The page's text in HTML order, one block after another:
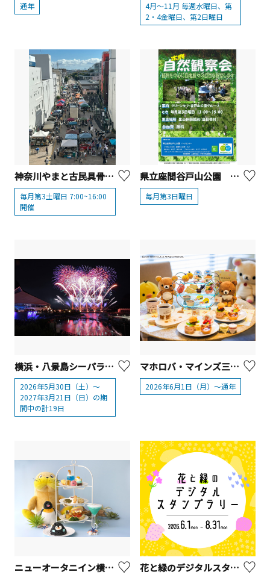
通年
4月～11月 毎週水曜日、第
2・4金曜日、第2日曜日
神奈川やまと古民具骨董市
毎月第3土曜日 7:00~16:00
開催
県立座間谷戸山公園 「定例 自然観察会」
毎月第3日曜日
横浜・八景島シーパラダイス「花火シンフォニア」2026
2026年5月30日（土）～
2027年3月21日（日）の期
間中の計19日
マホロバ・マインズ三浦「リラックマ アフタヌーンティー」【三浦市】
2026年6月1日（月）～通年
ニューオータニイン横浜プレミアム 「THE sea×横浜・八景島シーパラダイス コラボアフタヌーンティー」 花と緑のデジタルスタンプラリー